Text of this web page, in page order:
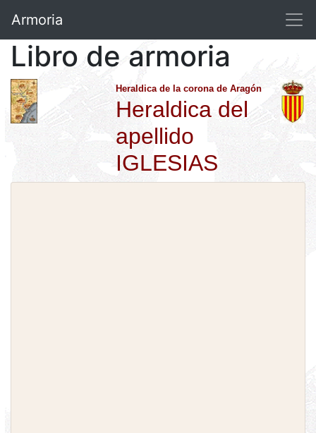
Armoria
Libro de armoria
Heraldica de la corona de Aragón
Heraldica del
apellido
IGLESIAS